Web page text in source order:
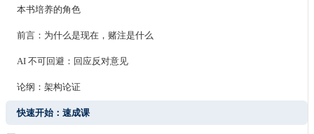
本书培养的角色
前言：为什么是现在，赌注是什么
AI 不可回避：回应反对意见
论纲：架构论证
快速开始：速成课